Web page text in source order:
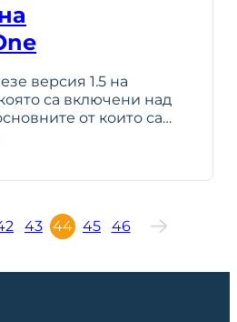
версия 1.5 на
са включени над
от които са…
43 44 45 46